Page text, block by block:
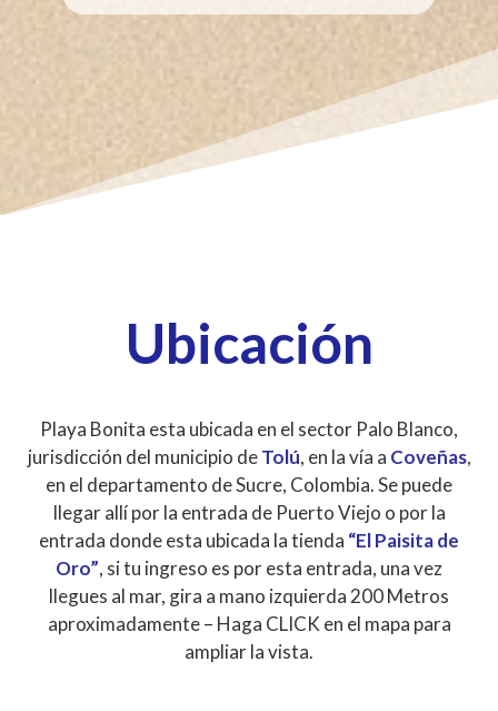
Ubicación
Playa Bonita esta ubicada en el sector Palo Blanco,
jurisdicción del municipio deTolú, en la vía a Coveñas,
en el departamento de Sucre, Colombia. Se puede
llegar allí por la entrada de Puerto Viejo o por la
entrada donde esta ubicada la tienda “El Paisita de
Oro”, si tu ingreso es por esta entrada, una vez
llegues al mar, gira a mano izquierda 200 Metros
aproximadamente – Haga CLICK en el mapa para
ampliar la vista.